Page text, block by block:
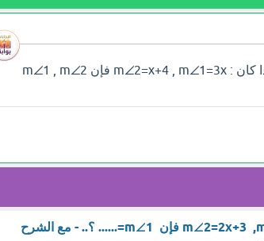
سوف تجد إجابة سؤال في الشكل أدناه إذا كان : m∠2=x+4 , m∠1=3x فإن m∠1 , m∠2